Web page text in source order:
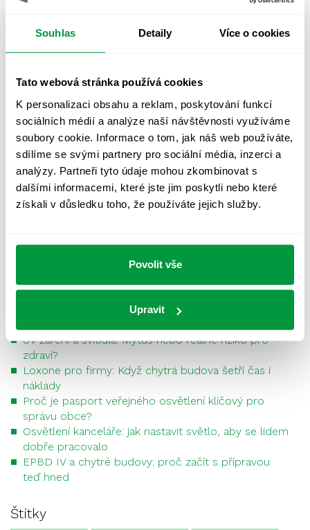
Souhlas Detaily Více o cookies
Tato webová stránka používá cookies
K personalizaci obsahu a reklam, poskytování funkcí
sociálních médií a analýze naší návštěvnosti využíváme
soubory cookie. Informace o tom, jak náš web používáte,
sdílíme se svými partnery pro sociální média, inzerci a
analýzy. Partneři tyto údaje mohou zkombinovat s
dalšími informacemi, které jste jim poskytli nebo které
získali v důsledku toho, že používáte jejich služby.
Povolit vše
Upravit
Intenzita osvětlení pracoviště
ovlivňuje produktivitu
Bolí vás v práci hlava a oči? Vaši zaměstnanci se těžko
soustředí a necítí se dobře? Špatná intenzita osvětlení
25.05.2022
Přečíst více
Nejnovější příspěvky
UV záření a svítidla: Mýtus nebo reálné riziko pro
zdraví?
Loxone pro firmy: Když chytrá budova šetří čas i
náklady
Proč je pasport veřejného osvětlení klíčový pro
správu obce?
Osvětlení kanceláře: jak nastavit světlo, aby se lidem
dobře pracovalo
EPBD IV a chytré budovy: proč začít s přípravou
teď hned
Štítky